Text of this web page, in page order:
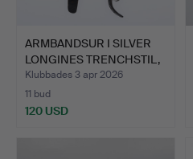
ARMBANDSUR I SILVER
LONGINES TRENCHSTIL,
1…
Klubbades 3 apr 2026
11 bud
120 USD